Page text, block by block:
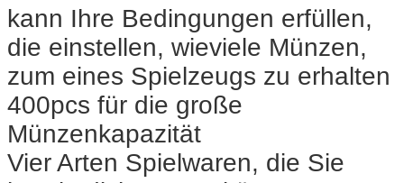
kann Ihre Bedingungen erfüllen,
die einstellen, wieviele Münzen,
zum eines Spielzeugs zu erhalten
400pcs für die große
Münzenkapazität
Vier Arten Spielwaren, die Sie